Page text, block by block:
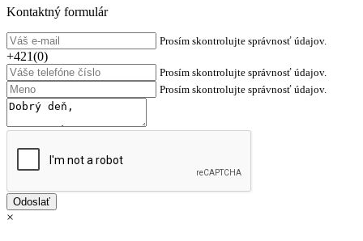
Kontaktný formulár
Prosím skontrolujte správnosť údajov.
+421(0)
Prosím skontrolujte správnosť údajov.
Prosím skontrolujte správnosť údajov.
×